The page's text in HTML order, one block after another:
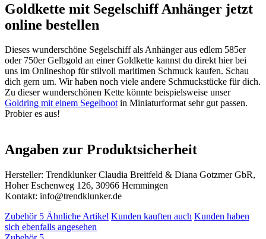
Goldkette mit Segelschiff Anhänger jetzt
online bestellen
Dieses wunderschöne Segelschiff als Anhänger aus edlem 585er
oder 750er Gelbgold an einer Goldkette kannst du direkt hier bei
uns im Onlineshop für stilvoll maritimen Schmuck kaufen. Schau
dich gern um. Wir haben noch viele andere Schmuckstücke für dich.
Zu dieser wunderschönen Kette könnte beispielsweise unser
Goldring mit einem Segelbootin Miniaturformat sehr gut passen.
Probier es aus!
Angaben zur Produktsicherheit
Hersteller: Trendklunker Claudia Breitfeld & Diana Gotzmer GbR,
Hoher Eschenweg 126, 30966 Hemmingen
Kontakt: info@trendklunker.de
Zubehör 5 Ähnliche Artikel Kunden kauften auch Kunden haben
sich ebenfalls angesehen